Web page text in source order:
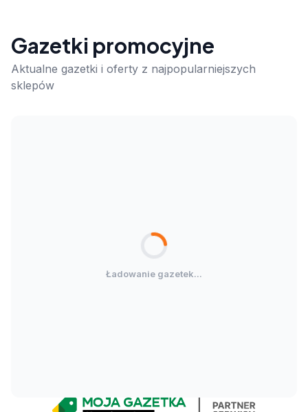
Gazetki promocyjne
Aktualne gazetki i oferty z najpopularniejszych
sklepów
Ładowanie gazetek...